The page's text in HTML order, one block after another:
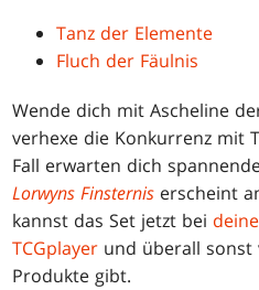
Tanz der Elemente
Fluch der Fäulnis
Wende dich mit Ascheline
verhexe die Konkurrenz mit
Fall erwarten dich
Lorwyns Finsternis erscheint
kannst das Set jetzt bei
TCGplayer und überall
Produkte gibt.